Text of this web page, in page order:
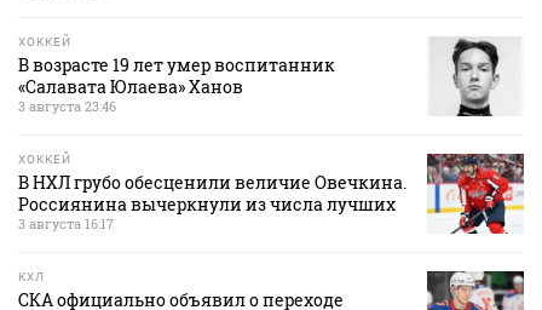
ХОККЕЙ
В возрасте 19 лет умер воспитанник
«Салавата Юлаева» Ханов
3 августа 23:46
ХОККЕЙ
В НХЛ грубо обесценили величие Овечкина.
Россиянина вычеркнули из числа лучших
3 августа 16:17
КХЛ
СКА официально объявил о переходе